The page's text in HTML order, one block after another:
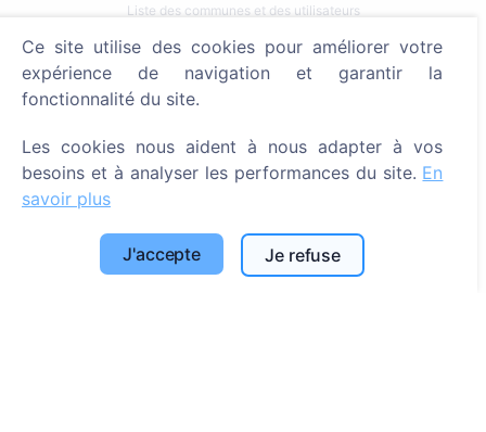
Liste des communes et des utilisateurs
Politique de confidentialité
Politique de paiement
Rechercher des cimetières
Ce site utilise des cookies pour améliorer votre
expérience de navigation et garantir la
fonctionnalité du site.
Les cookies nous aident à nous adapter à vos
besoins et à analyser les performances du site. En
savoir plus
J'accepte Je refuse